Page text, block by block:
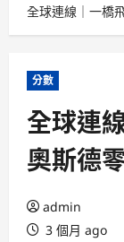
全球連線｜一橋
分數
全球連
奧斯德
admin
3 個月 ago